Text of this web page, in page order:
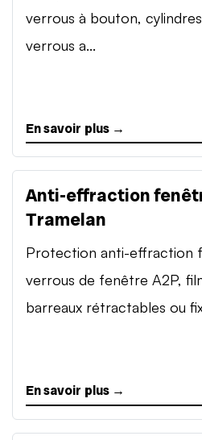
verrous à bouton,
verrous a...
En savoir plus →
Anti-effraction
Tramelan
Protection anti-effraction
verrous de fenêtre A2P,
barreaux rétractables ou
En savoir plus →